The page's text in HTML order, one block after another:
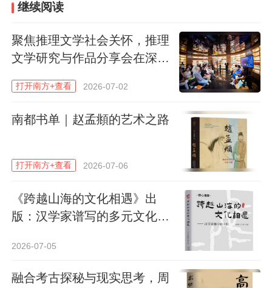
香港中文大学文化及宗教研究系客席副教授茹国烈。
针对邱立本的这一想法，茹国烈认为不可否
认，过去几年里大众对AI的态度经历了从陌
生到普遍接受的转变。但他认为，当下更应
继续阅读
聚焦推理文学社会关怀，推理
文学研究与作品分享会在深圳
打开南方+查看 2026-07-02
南都书单｜赵孟頫的艺术之路
打开南方+查看 2026-07-06
《跨越山海的文化相遇》出
版：汉学家谱写的多元文化交
2026-07-05
融合考古探秘与现实思考，周